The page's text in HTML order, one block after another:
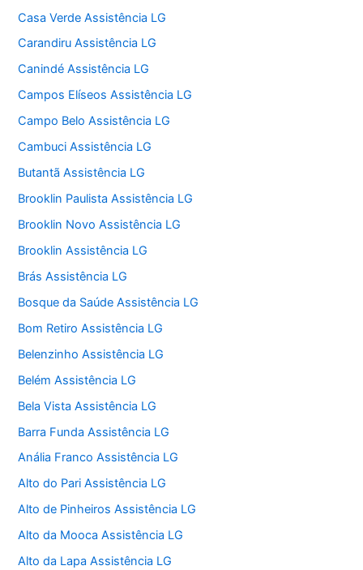
Casa Verde Assistência LG
Carandiru Assistência LG
Canindé Assistência LG
Campos Elíseos Assistência LG
Campo Belo Assistência LG
Cambuci Assistência LG
Butantã Assistência LG
Brooklin Paulista Assistência LG
Brooklin Novo Assistência LG
Brooklin Assistência LG
Brás Assistência LG
Bosque da Saúde Assistência LG
Bom Retiro Assistência LG
Belenzinho Assistência LG
Belém Assistência LG
Bela Vista Assistência LG
Barra Funda Assistência LG
Anália Franco Assistência LG
Alto do Pari Assistência LG
Alto de Pinheiros Assistência LG
Alto da Mooca Assistência LG
Alto da Lapa Assistência LG